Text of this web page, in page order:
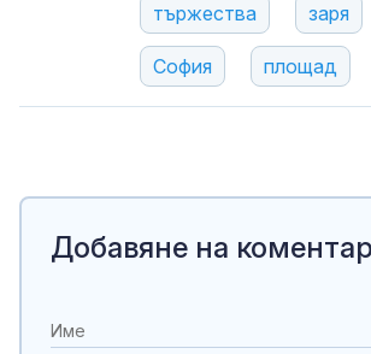
тържества заря
София площад
Добавяне на коментар